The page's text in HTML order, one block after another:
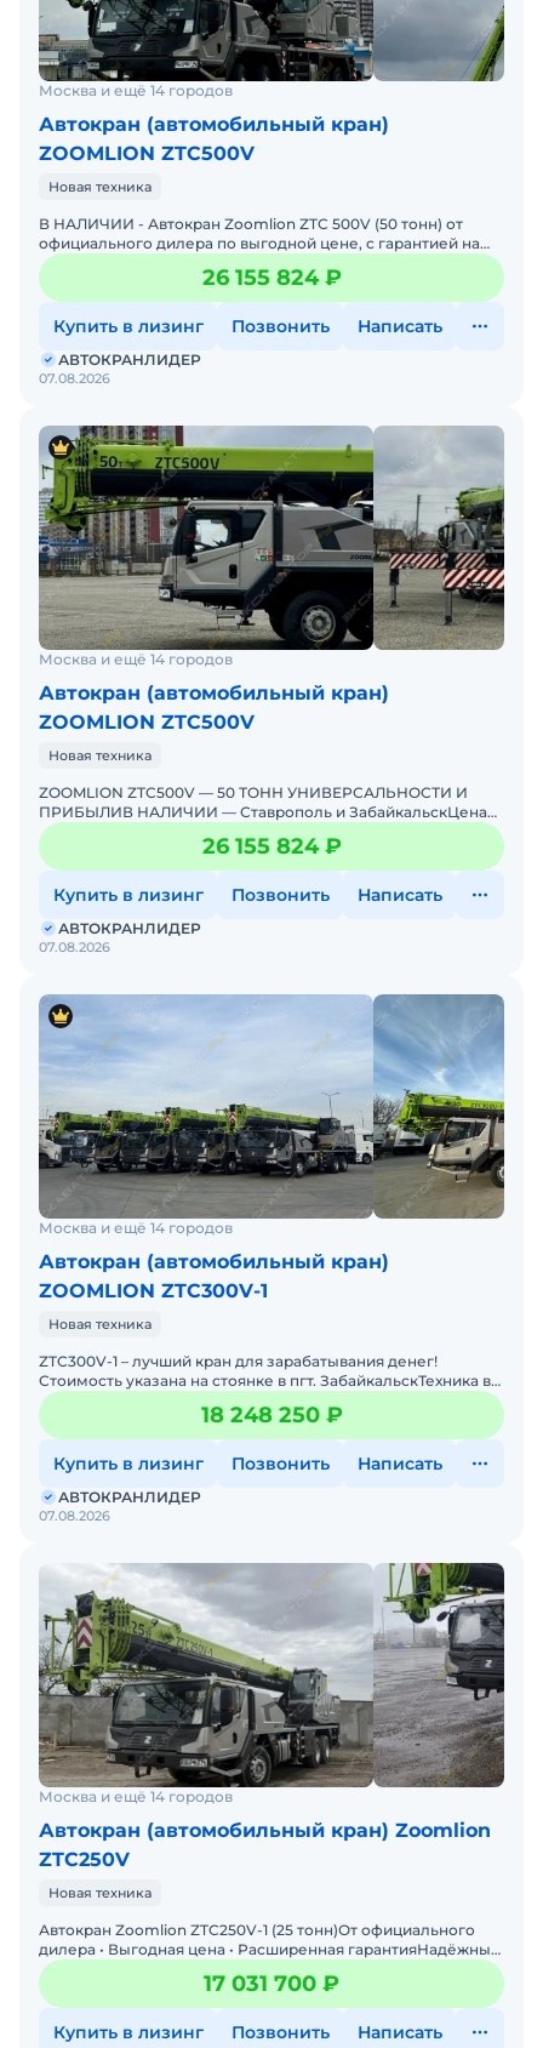
Москва и ещё 14 городов
Автокран (автомобильный кран)
ZOOMLION ZTC500V
Новая техника
В НАЛИЧИИ - Автокран Zoomlion ZTC 500V (50 тонн) от
официального дилера по выгодной цене, c гарантией на
технику и комплектующие - 2025 год выпуска в наличии!До
26 155 824 ₽
Купить в лизинг Позвонить Написать
07.08.2026
АВТОКРАНЛИДЕР
Москва и ещё 14 городов
Автокран (автомобильный кран)
ZOOMLION ZTC500V
Новая техника
ZOOMLION ZTC500V — 50 ТОНН УНИВЕРСАЛЬНОСТИ И
ПРИБЫЛИВ НАЛИЧИИ — Ставрополь и ЗабайкальскЦена
указана без учета доставки (цена на стоянке - пгт. Заба
26 155 824 ₽
Купить в лизинг Позвонить Написать
07.08.2026
АВТОКРАНЛИДЕР
Москва и ещё 14 городов
Автокран (автомобильный кран)
ZOOMLION ZTC300V-1
Новая техника
ZTC300V-1 – лучший кран для зарабатывания денег!
Стоимость указана на стоянке в пгт. ЗабайкальскТехника в
наличии на наших стоянках:Москва Ставрополь Красн
18 248 250 ₽
Купить в лизинг Позвонить Написать
07.08.2026
АВТОКРАНЛИДЕР
Москва и ещё 14 городов
Автокран (автомобильный кран) Zoomlion
ZTC250V
Новая техника
Автокран Zoomlion ZTC250V-1 (25 тонн)От официального
дилера • Выгодная цена • Расширенная гарантияНадёжный
и проверенный автокран Zoomlion ZTC250V-1 (
17 031 700 ₽
Купить в лизинг Позвонить Написать